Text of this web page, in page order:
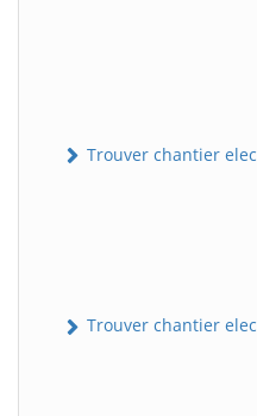
Trouver chantier
Trouver chantier